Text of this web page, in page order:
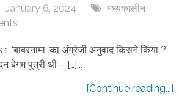
January 6, 2024
मध्यकालीन
का अंग्रेजी अनुवाद किसने किया ?
बेगम पुत्री थी – […]...
[Continue reading...]